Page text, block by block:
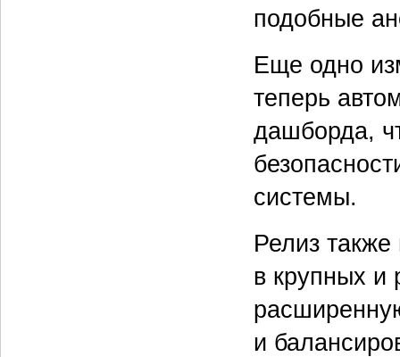
подобные
Еще одно
теперь
дашборда,
системы.
Релиз
в крупных и
и